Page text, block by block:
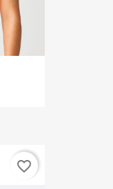
favorite_border